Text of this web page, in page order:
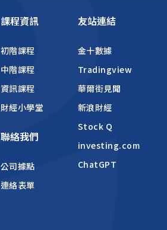
課程資訊
初階課程
中階課程
資訊課程
財經小學堂
聯絡我們
公司據點
連絡表單
友站連結
金十數據
Tradingview
華爾街見聞
新浪財經
Stock Q
investing.com
ChatGPT